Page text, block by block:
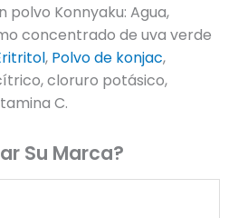
polvo Konnyaku: Agua,
concentrado de uva verde
, Polvo de konjac,
cloruro potásico,
C.
Su Marca?